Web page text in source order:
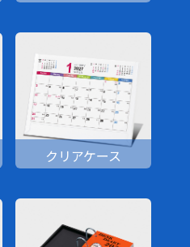
クリアケース